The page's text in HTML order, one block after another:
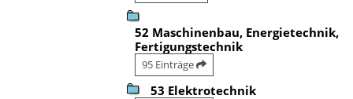
52 Maschinenbau, Energietechnik,
Fertigungstechnik
95 Einträge
53 Elektrotechnik